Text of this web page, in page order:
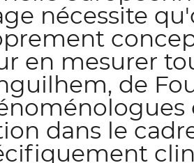
nécessite
en mesurer
de
dans le